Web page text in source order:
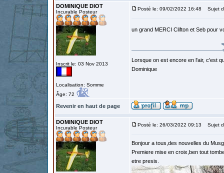
DOMINIQUE DIOT
Incurable Posteur
Inscrit le: 03 Nov 2013
Localisation: Somme
Âge: 72
Posté le: 09/02/2022 16:48 Sujet
un grand MERCI Clifton et Seb pour
Lorsque on est encore en l'air, c'est
Dominique
Revenir en haut de page
DOMINIQUE DIOT
Incurable Posteur
Posté le: 26/03/2022 09:13 Sujet
Bonjour a tous,des nouvelles du
Premiere mise en croix,ben tout
etre presis.